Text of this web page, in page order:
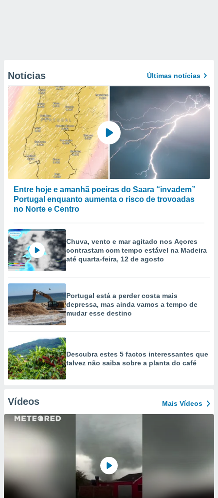
Notícias Últimas notícias
Entre hoje e amanhã poeiras do Saara “invadem”
Portugal enquanto aumenta o risco de trovoadas
no Norte e Centro
Chuva, vento e mar agitado nos Açores
contrastam com tempo estável na Madeira
até quarta-feira, 12 de agosto
Portugal está a perder costa mais
depressa, mas ainda vamos a tempo de
mudar esse destino
Descubra estes 5 factos interessantes que
talvez não saiba sobre a planta do café
Vídeos Mais Vídeos